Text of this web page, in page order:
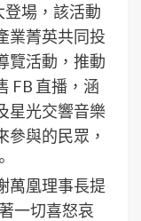
場，該活動
業菁英共同投
覽活動，推動
FB 直播，涵
星光交響音樂
參與的民眾，
萬凰理事長提
一切喜怒哀